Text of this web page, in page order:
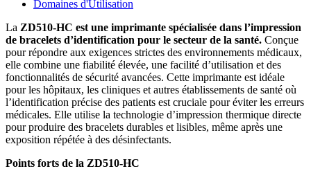
Domaines d'Utilisation
La ZD510-HC est une imprimante spécialisée dans l’impression
de bracelets d’identification pour le secteur de la santé. Conçue
pour répondre aux exigences strictes des environnements médicaux,
elle combine une fiabilité élevée, une facilité d’utilisation et des
fonctionnalités de sécurité avancées. Cette imprimante est idéale
pour les hôpitaux, les cliniques et autres établissements de santé où
l’identification précise des patients est cruciale pour éviter les erreurs
médicales. Elle utilise la technologie d’impression thermique directe
pour produire des bracelets durables et lisibles, même après une
exposition répétée à des désinfectants.
Points forts de la ZD510-HC